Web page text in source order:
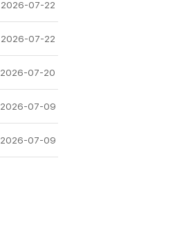
2026-07-22
2026-07-22
2026-07-20
2026-07-09
2026-07-09